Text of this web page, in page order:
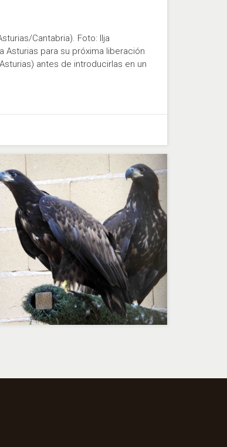
Cantabria). Foto: Ilja
para su próxima liberación
antes de introducirlas en un